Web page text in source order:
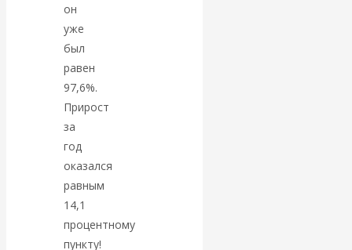
«Об этом
молчат»:
экономист
Валентин
Катасонов
считает, что
он
уже
был
равен
97,6%.
Прирост
за
год
оказался
равным
14,1
процентному
пункту!